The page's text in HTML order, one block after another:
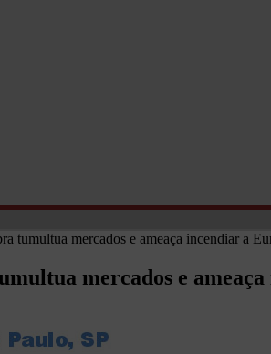
tumultua mercados e ameaça incendiar a
mercados e